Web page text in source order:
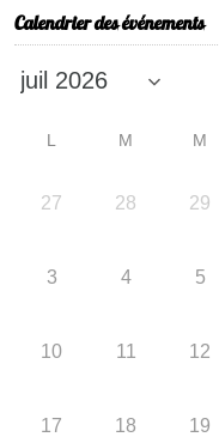
Calendrier des événements
L M M
27 28 29
3 4 5
10 11 12
17 18 19